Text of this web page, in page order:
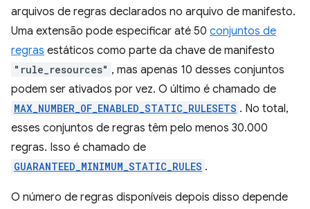
arquivos de regras declarados no arquivo de manifesto.
Uma extensão pode especificar até 50 conjuntos de
regras estáticos como parte da chave de manifesto
"rule_resources" , mas apenas 10 desses conjuntos
podem ser ativados por vez. O último é chamado de
MAX_NUMBER_OF_ENABLED_STATIC_RULESETS . No total,
esses conjuntos de regras têm pelo menos 30.000
regras. Isso é chamado de
GUARANTEED_MINIMUM_STATIC_RULES .
O número de regras disponíveis depois disso depende